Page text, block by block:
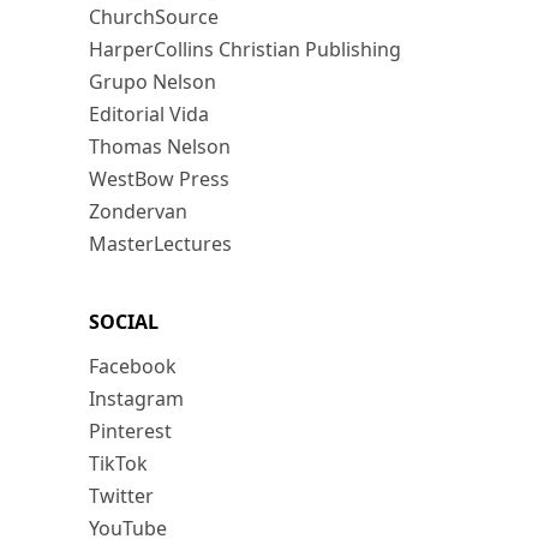
ChurchSource
HarperCollins Christian Publishing
Grupo Nelson
Editorial Vida
Thomas Nelson
WestBow Press
Zondervan
MasterLectures
SOCIAL
Facebook
Instagram
Pinterest
TikTok
Twitter
YouTube